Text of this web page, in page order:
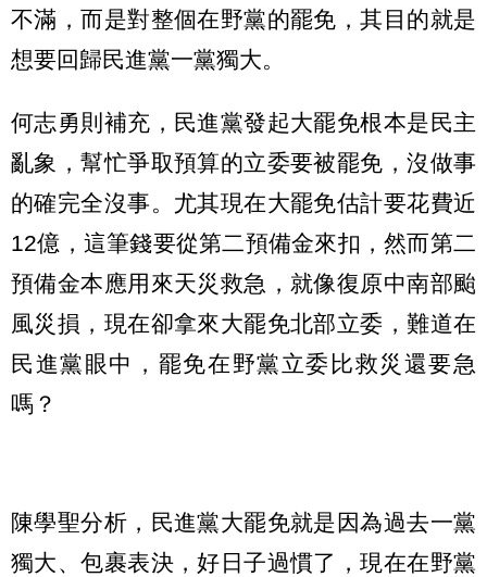
不滿，而是對整個在野黨的罷免，其目的就是
想要回歸民進黨一黨獨大。
何志勇則補充，民進黨發起大罷免根本是民主
亂象，幫忙爭取預算的立委要被罷免，沒做事
的確完全沒事。尤其現在大罷免估計要花費近
12億，這筆錢要從第二預備金來扣，然而第二
預備金本應用來天災救急，就像復原中南部颱
風災損，現在卻拿來大罷免北部立委，難道在
民進黨眼中，罷免在野黨立委比救災還要急
嗎？
陳學聖分析，民進黨大罷免就是因為過去一黨
獨大、包裹表決，好日子過慣了，現在在野黨